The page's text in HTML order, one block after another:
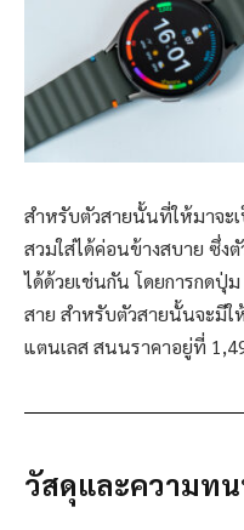
สำหรับตัวสายนั้นที่ให้มาจ
สวมใส่ได้ค่อนข้างสบาย ซึ่ง
ได้ด้วยเช่นกัน โดยการกดปุ่
สาย สำหรับตัวสายนั้นจะมีใ
แตนเลส สนนราคาอยู่ที่
วัสดุและความท